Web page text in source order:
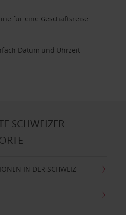
für eine Geschäftsreise
Datum und Uhrzeit
SCHWEIZER
IN DER SCHWEIZ